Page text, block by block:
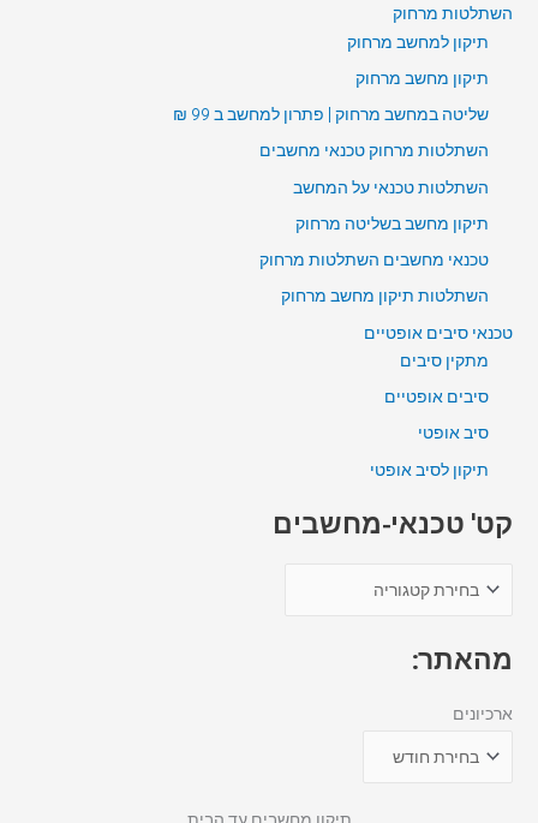
השתלטות מרחוק
תיקון למחשב מרחוק
תיקון מחשב מרחוק
שליטה במחשב מרחוק | פתרון למחשב ב 99 ₪
השתלטות מרחוק טכנאי מחשבים
השתלטות טכנאי על המחשב
תיקון מחשב בשליטה מרחוק
טכנאי מחשבים השתלטות מרחוק
השתלטות תיקון מחשב מרחוק
טכנאי סיבים אופטיים
מתקין סיבים
סיבים אופטיים
סיב אופטי
תיקון לסיב אופטי
קט' טכנאי-מחשבים
מהאתר:
ארכיונים